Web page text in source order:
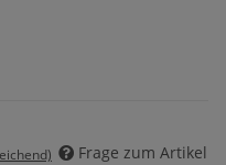
Frage zum Artikel